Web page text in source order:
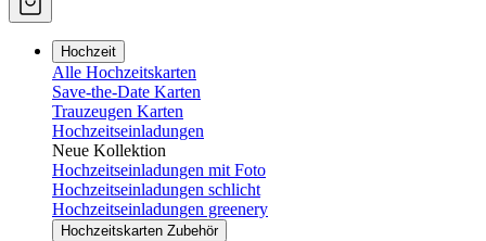
Hochzeit
Alle Hochzeitskarten
Save-the-Date Karten
Trauzeugen Karten
Hochzeitseinladungen
Neue Kollektion
Hochzeitseinladungen mit Foto
Hochzeitseinladungen schlicht
Hochzeitseinladungen greenery
Hochzeitskarten Zubehör